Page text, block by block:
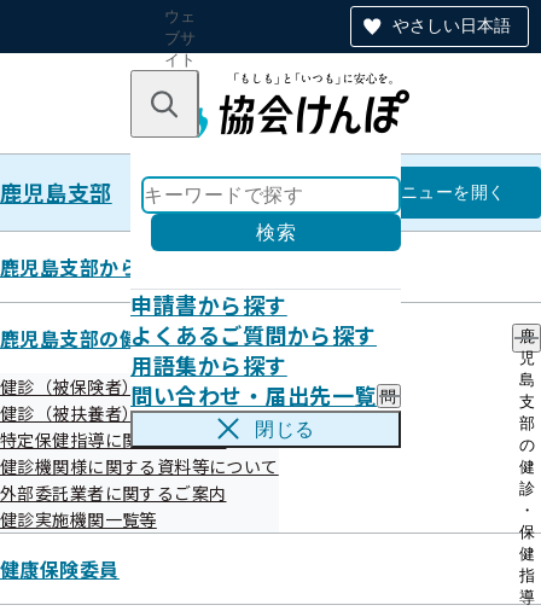
やさしい日本語
ウェ
ブサ
イト
のナ
ン
キーワードで探す
検索
申請書から探す
よくあるご質問から探す
用語集から探す
問い合わせ・届出先一覧 問
い
閉じる
鹿児島支部 鹿児島支部
メニューを開く
鹿児島支部からのお知らせ
鹿児島支部の健診・保健指導のご案内
鹿
児
島
支
部
の
健
診
・
保
健
指
導
健診（被保険者）に関するご案内
健診（被扶養者）に関するご案内
特定保健指導に関するご案内
健診機関様に関する資料等について
外部委託業者に関するご案内
健診実施機関一覧等
健康保険委員
医療費節約への第一歩 かかりつ
け医について
令和02年01月15日